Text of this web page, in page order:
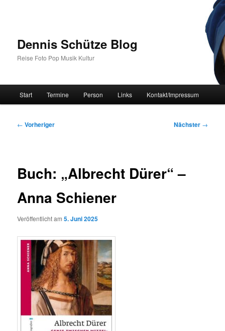
Dennis Schütze Blog
Reise Foto Pop Musik Kultur
Start Termine Person Links Kontakt/Impressum
Beitragsnavigation
← Vorheriger Nächster →
Buch: „Albrecht Dürer“ –
Anna Schiener
Veröffentlicht am5. Juni 2025